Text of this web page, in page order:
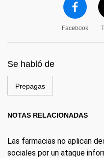
Facebook
Se habló de
Prepagas
NOTAS RELACIONADAS
Las farmacias no aplican
sociales por un ataque